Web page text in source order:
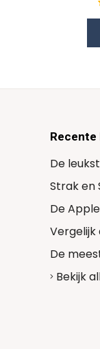
Recente
De
Strak en
De
Vergelijk
De
Bekijk